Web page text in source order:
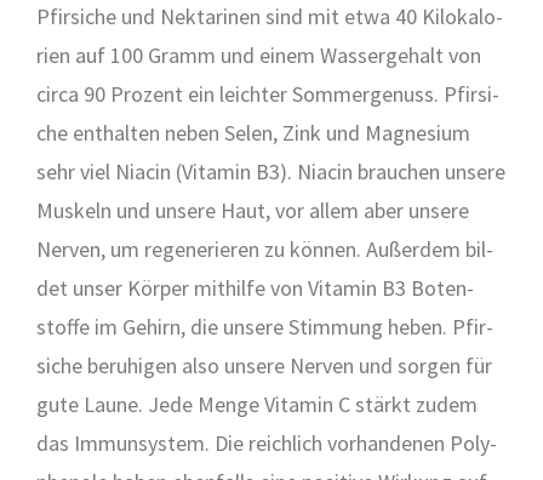
Pfir­si­che und Nek­ta­ri­nen sind mit etwa 40 Kilo­ka­lo­
rien auf 100 Gramm und einem Was­ser­ge­halt von
cir­ca 90 Pro­zent ein leich­ter Som­mer­ge­nuss. Pfir­si­
che ent­hal­ten neben Selen, Zink und Magne­si­um
sehr viel Nia­cin (Vit­amin B3). Nia­cin brau­chen unse­re
Mus­keln und unse­re Haut, vor allem aber unse­re
Ner­ven, um rege­ne­rie­ren zu kön­nen. Außer­dem bil­
det unser Kör­per mit­hil­fe von Vit­amin B3 Boten­
stof­fe im Gehirn, die unse­re Stim­mung heben. Pfir­
si­che beru­hi­gen also unse­re Ner­ven und sor­gen für
gute Lau­ne. Jede Men­ge Vit­amin C stärkt zudem
das Immun­sys­tem. Die reich­lich vor­han­de­nen Poly­